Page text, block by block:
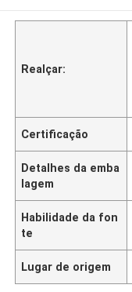
Realçar:
Certificação
Detalhes da emba
lagem
Habilidade da fon
te
Lugar de origem